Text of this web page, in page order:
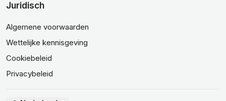
Juridisch
Algemene voorwaarden
Wettelijke kennisgeving
Cookiebeleid
Privacybeleid